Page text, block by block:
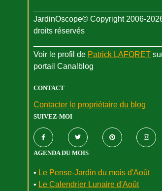
JardinOscope© Copyright 2006-
droits réservés
Voir le profil de Patrick LAFORET
portail Canalblog
CONTACT
Contacter le propriétaire du blog
SUIVEZ-MOI
AGENDA DU MOIS
• Le Pense-Jardin du mois d'Août
• Le Calendrier Lunaire d'Août